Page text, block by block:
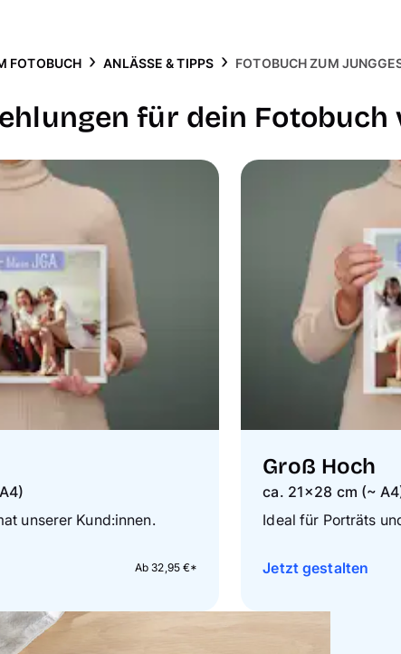
FOTOBUCH ANLÄSSE & TIPPS FOTOBUCH ZUM
für dein Fotobuch
unserer Kund:innen.
Ab 32,95 €*
Groß Hoch
ca. 21×28 cm (~
Ideal für Porträts
Jetzt gestalten